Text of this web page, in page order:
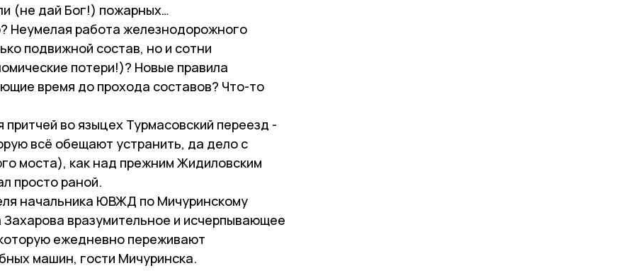
(не дай Бог!) пожарных…
Неумелая работа железнодорожного
подвижной состав, но и сотни
потери!)? Новые правила
время до прохода составов? Что-то
во языцех Турмасовский переезд -
всё обещают устранить, да дело с
моста), как над прежним Жидиловским
просто раной.
начальника ЮВЖД по Мичуринскому
вразумительное и исчерпывающее
ежедневно переживают
машин, гости Мичуринска.